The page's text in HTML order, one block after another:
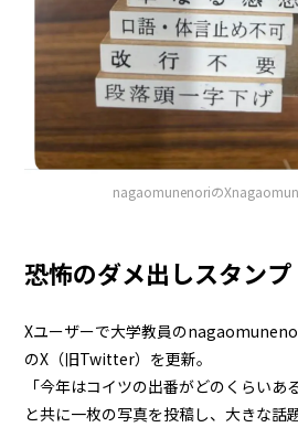
nagaomunenoriの
恐怖のダメ出しスタンプ
Xユーザーで大学教員の
のX（旧Twitter）を更新。
「今年はコイツの出番がどのくらいあ
と共に一枚の写真を投稿し、大きな話